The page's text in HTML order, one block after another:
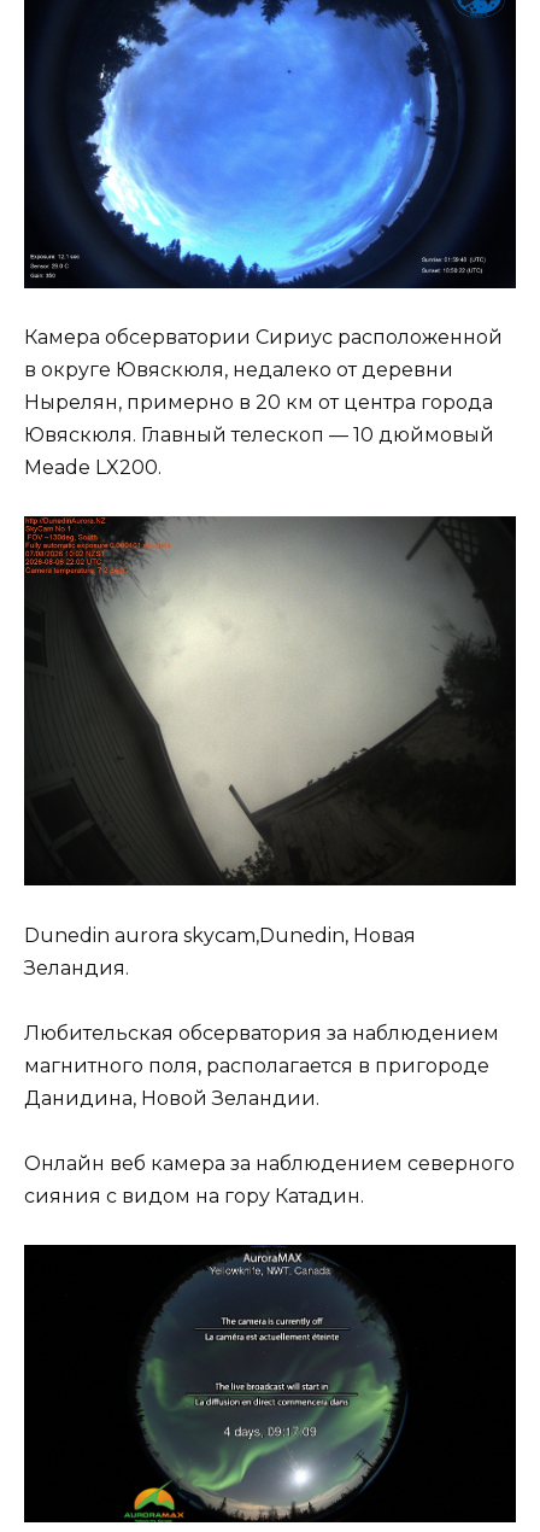
Камера обсерватории Сириус расположенной
в округе Ювяскюля, недалеко от деревни
Нырелян, примерно в 20 км от центра города
Ювяскюля. Главный телескоп — 10 дюймовый
Meade LX200.
Dunedin aurora skycam,Dunedin, Новая
Зеландия.
Любительская обсерватория за наблюдением
магнитного поля, располагается в пригороде
Данидина, Новой Зеландии.
Онлайн веб камера за наблюдением северного
сияния с видом на гору Катадин.